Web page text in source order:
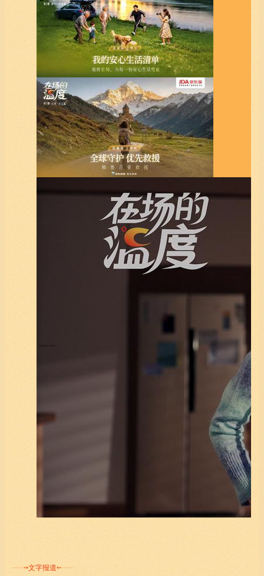
《在场的温度》守护·生活篇
《在场的温度》在场·安全篇
《在场的温度》预告片
文字报道